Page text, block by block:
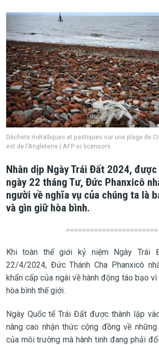
Déchets métalliques et pastiques sur une plage de
est de l'Angleterre | AFP or licensors
Nhân dịp Ngày Trái Đất 2024,
ngày 22 tháng Tư, Đức Phanxicô
người về nghĩa vụ của chúng ta là
và gìn giữ hòa bình.
Khi toàn thế giới kỷ niệm Ngày Trái
22/4/2024, Đức Thánh Cha Phanxicô
khẩn cấp của ngài về hành động táo bạo vì
hòa bình thế giới.
Ngày Quốc tế Trái Đất được thành lập
nâng cao nhận thức cộng đồng về
của môi trường mà hành tinh đang phải